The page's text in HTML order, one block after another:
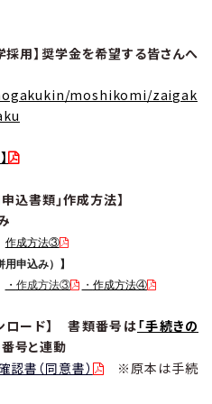
採用】奨学金を希望する皆さんへ
moshikomi/zaigak
込書類」作成方法】
作成方法③
申込み）】
・ 作成方法③ ・ 作成方法④
ロード】書類番号は「手続きの
号と連動
書（同意書）
※原本は手続